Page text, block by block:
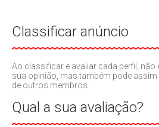
Classificar anúncio
Ao classificar e avaliar cada perfil, não
sua opinião, mas também pode
de outros membros.
Qual a sua avaliação?